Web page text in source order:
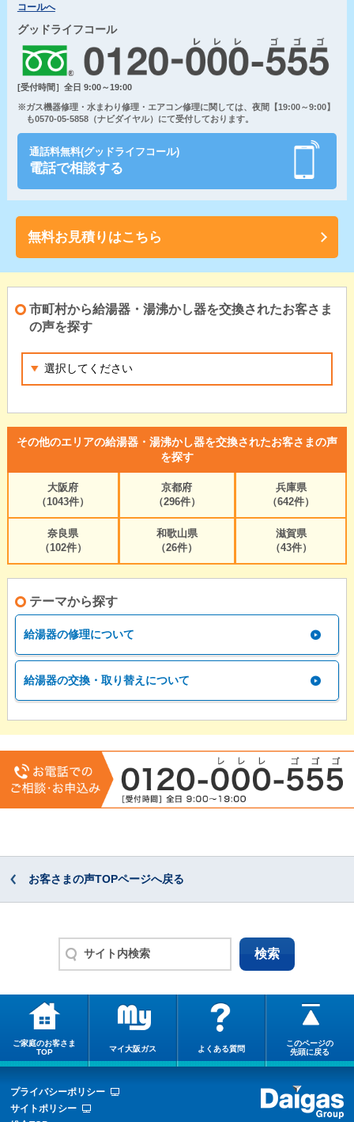
コールへ
グッドライフコール
[受付時間］全日 9:00～19:00
※ガス機器修理・水まわり修理・エアコン修理に関しては、夜間【19:00～9:00】
も0570-05-5858（ナビダイヤル）にて受付しております。
通話料無料(グッドライフコール)
電話で相談する
無料お見積りはこちら
市町村から給湯器・湯沸かし器を交換されたお客さま
の声を探す
その他のエリアの給湯器・湯沸かし器を交換されたお客さまの声
を探す
大阪府
（1043件）
京都府
（296件）
兵庫県
（642件）
奈良県
（102件）
和歌山県
（26件）
滋賀県
（43件）
テーマから探す
給湯器の修理について
給湯器の交換・取り替えについて
お客さまの声TOPページへ戻る
ご家庭のお客さま
TOP
マイ大阪ガス よくある質問
このページの
先頭に戻る
プライバシーポリシー
サイトポリシー